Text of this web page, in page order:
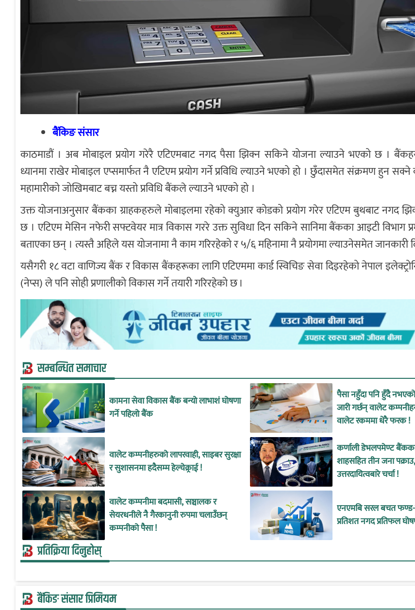
बैंकिङ संसार
काठमाडौं । अब मोबाइल प्रयोग गरेरै एटिएमबाट नगद पैसा झिक्न सकिने योजना ल्याउने भएको छ ।
ध्यानमा राखेर मोबाइल एप्समार्फत नै एटिएम प्रयोग गर्ने प्रविधि ल्याउने भएको हो । छुँदासमेत संक्रमण हुन
महामारीको जोखिमबाट बच्न यस्तो प्रविधि बैंकले ल्याउने भएको हो ।
उक्त योजनाअनुसार बैंकका ग्राहकहरुले मोबाइलमा रहेको क्युआर कोडको प्रयोग गरेर एटिएम बुथबाट नगद
छ । एटिएम मेसिन नफेरी सफ्टवेयर मात्र विकास गररे उक्त सुविधा दिन सकिने सानिमा बैंकका आइटी विभाग
बताएका छन् । त्यस्तै अहिले यस योजनामा नै काम गरिरहेको र ५/६ महिनामा नै प्रयोगमा ल्याउनेसमेत जानकारी
यसैगरी १८ वटा वाणिज्य बैंक र विकास बैंकहरूका लागि एटिएममा कार्ड स्विचिङ सेवा दिइरहेको नेपाल
(नेप्स) ले पनि सोही प्रणालीको विकास गर्ने तयारी गरिरहेको छ ।
सम्बन्धित समाचार
कामना सेवा विकास बैंक बन्यो लाभाशं घोषणा
गर्ने पहिलो बैंक
पैसा नहुँदा पनि हुँदै
जारी गर्छन् वालेट
वालेट रकममा धेरै फरक !
वालेट कम्पनीहरुको लापरवाही, साइबर सुरक्षा
र सुशासनमा हदैसम्म हेल्चेक्र्राई !
कर्णाली डेभलपमेण्ट
शाहसहित तीन जना
उत्तरदायित्वबारे चर्चा !
वालेट कम्पनीमा बदमासी, सञ्चालक र
सेयरधनीले नै गैरकानुनी रुपमा चलाउँछन्
कम्पनीको पैसा !
एनएमबि सरल बचत फण्ड-
प्रतिशत नगद प्रतिफल
प्रतिक्रिया दिनुहोस्
बैंकिङ संसार प्रिमियम